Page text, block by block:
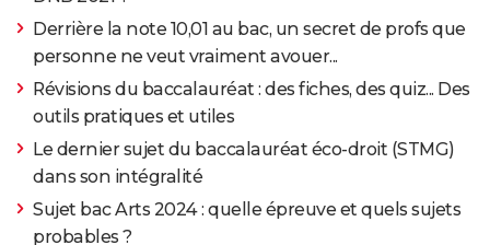
Derrière la note 10,01 au bac, un secret de profs que
personne ne veut vraiment avouer...
Révisions du baccalauréat : des fiches, des quiz... Des
outils pratiques et utiles
Le dernier sujet du baccalauréat éco-droit (STMG)
dans son intégralité
Sujet bac Arts 2024 : quelle épreuve et quels sujets
probables ?